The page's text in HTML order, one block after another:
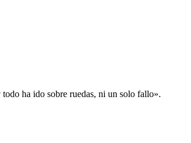
ha ido sobre ruedas, ni un solo fallo».